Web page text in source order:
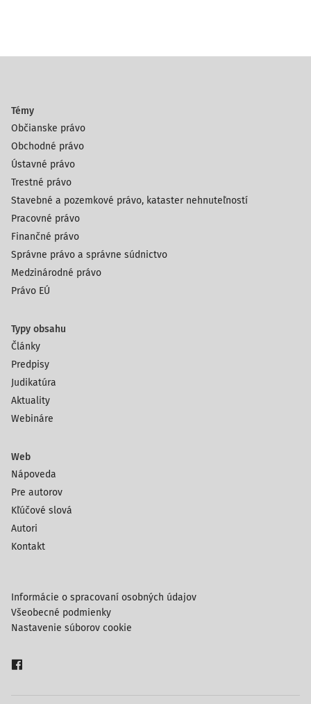
Témy
Občianske právo
Obchodné právo
Ústavné právo
Trestné právo
Stavebné a pozemkové právo, kataster nehnuteľností
Pracovné právo
Finančné právo
Správne právo a správne súdnictvo
Medzinárodné právo
Právo EÚ
Typy obsahu
Články
Predpisy
Judikatúra
Aktuality
Webináre
Web
Nápoveda
Pre autorov
Kľúčové slová
Autori
Kontakt
Informácie o spracovaní osobných údajov
Všeobecné podmienky
Nastavenie súborov cookie